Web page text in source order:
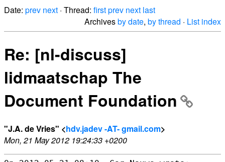
Date: prev next · Thread: firstprev next last
Archivesby date, by thread · List index
Re: [nl-discuss]
lidmaatschap The
Document Foundation
"J.A. de Vries" <hdv.jadev -AT- gmail.com>
Mon, 21 May 2012 19:24:33 +0200